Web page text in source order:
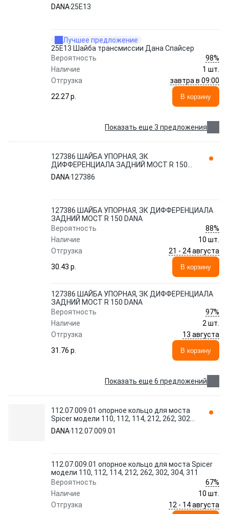
DANA25E13
Лучшее предложение
25E13 Шайба трансмиссии Дана Спайсер
Вероятность
98%
Наличие
1 шт.
Отгрузка
завтра в 09:00
22.27 p.
В корзину
Показать еще 3 предложения
127386 ШАЙБА УПОРНАЯ, ЗК
ДИФФЕРЕНЦИАЛА ЗАДНИЙ МОСТ R 150
DANA
DANA127386
127386 ШАЙБА УПОРНАЯ, ЗК ДИФФЕРЕНЦИАЛА
ЗАДНИЙ МОСТ R 150 DANA
Вероятность
88%
Наличие
10 шт.
Отгрузка
21 - 24 августа
30.43 p.
В корзину
127386 ШАЙБА УПОРНАЯ, ЗК ДИФФЕРЕНЦИАЛА
ЗАДНИЙ МОСТ R 150 DANA
Вероятность
97%
Наличие
2 шт.
Отгрузка
13 августа
31.76 p.
В корзину
Показать еще 6 предложений
112.07.009.01 опорное кольцо для моста
Spicer модели 110, 112, 114, 212, 262, 302,
304, 311 DANA
DANA112.07.009.01
112.07.009.01 опорное кольцо для моста Spicer
модели 110, 112, 114, 212, 262, 302, 304, 311
Вероятность
67%
Наличие
10 шт.
Отгрузка
12 - 14 августа